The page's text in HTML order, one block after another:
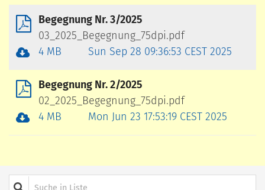
Begegnung Nr. 3/2025
03_2025_Begegnung_75dpi.pdf
4 MB
Sun Sep 28 09:36:53 CEST 2025
Begegnung Nr. 2/2025
02_2025_Begegnung_75dpi.pdf
4 MB
Mon Jun 23 17:53:19 CEST 2025
Suche in Liste